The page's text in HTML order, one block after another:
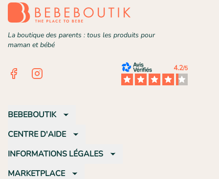
La boutique des parents : tous les produits pour
maman et bébé
FacebookInstagram 4.2/5
BEBEBOUTIK
CENTRE D'AIDE
INFORMATIONS LÉGALES
MARKETPLACE